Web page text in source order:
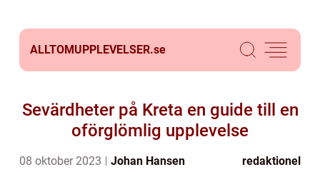
ALLTOMUPPLEVELSER.se
Sevärdheter på Kreta en guide till en
oförglömlig upplevelse
08 oktober 2023 Johan Hansen redaktionel